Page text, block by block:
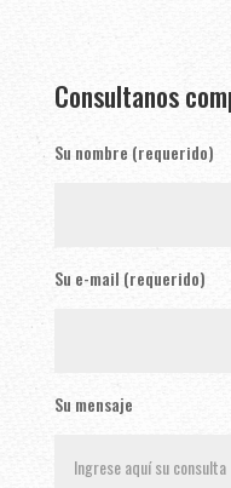
Consultanos
Su nombre (requerido)
Su e-mail (requerido)
Su mensaje